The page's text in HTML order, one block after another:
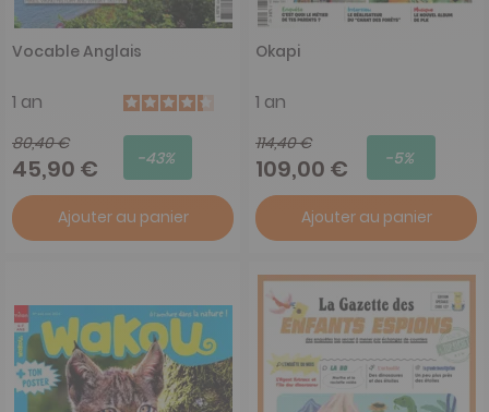
Vocable Anglais
1 an
80,40 €
45,90 € -43%
Ajouter au panier
Okapi
1 an
114,40 €
109,00 € -5%
Ajouter au panier